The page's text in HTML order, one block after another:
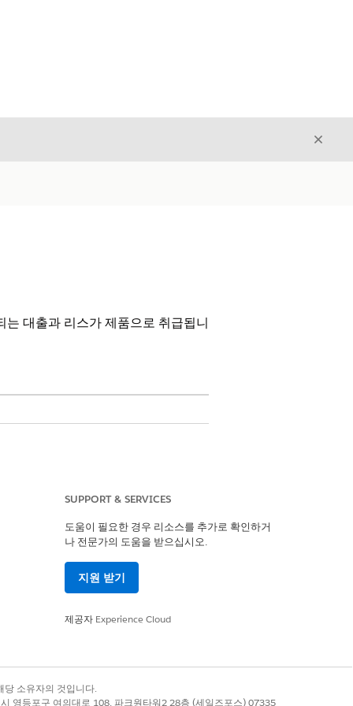
닫기
대출과 리스가 제품으로 취급됩니
는 리스 기간은 가능한 값이 12개월, 24개
신청 인테이크 프로세스 중에 제안을
을 연결할 수 있습니다. 각 특성에 대해
합니다.
은 카탈로그를 만들어서 모든 금융 상
할 수 있습니다.
SUPPORT & SERVICES
도움이 필요한 경우 리소스를 추가로 확인하거
나 전문가의 도움을 받으십시오.
지원 받기
제공자 Experience Cloud
소유자의 것입니다.
영등포구 여의대로 108, 파크원타워2 28층 (세일즈포스) 07335